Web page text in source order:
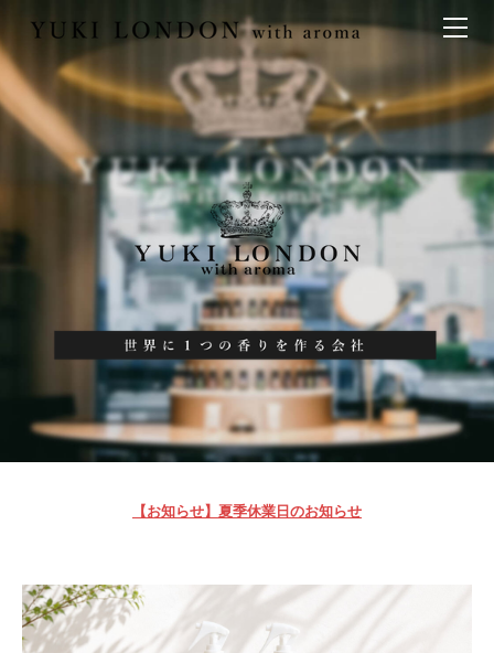
【お知らせ】夏季休業日のお知らせ
最新情報
トピックス
メディア情報
イベント情報
事業内容
アロマイベント／講習会
イベント
出張アロマ空間
アロマセレモニー《ゲスト参加型演出》
天然アロマ講座
aroma bar【完全会員制】
アロマ空間デザイン
アロマ空間導入の目的・メリット
お問い合わせ
アロマ空間無料体験お申込みフォーム
会社概要
代表の想い
ONLINE SHOP
香りの定期便
オリジナル商品
精油56種
グッズ基材
名入れギフト
特別なギフトセレクション
アロマコラム